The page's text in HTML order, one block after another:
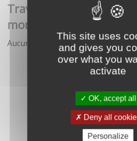
This site uses
and gives you
over what you
activate
OK, accept all
Deny all
Personalize
Travaux et interventions
monument historique
Aucune démarche pour le moment